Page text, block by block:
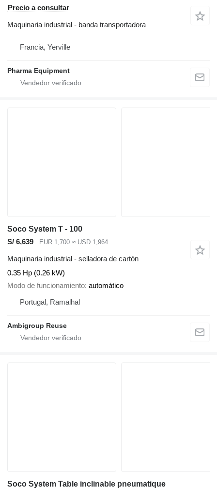
Precio a consultar
Maquinaria industrial - banda transportadora
Francia, Yerville
Pharma Equipment
Soco System T - 100
S/ 6,639
EUR 1,700 ≈ USD 1,964
Maquinaria industrial - selladora de cartón
0.35 Hp (0.26 kW)
Modo de funcionamiento automático
Portugal, Ramalhal
Ambigroup Reuse
Soco System Table inclinable pneumatique